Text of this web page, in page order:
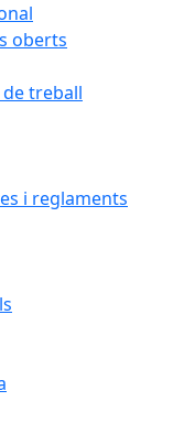
oberts
treball
i reglaments